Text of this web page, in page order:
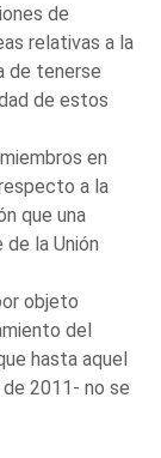
de
relativas a la
de tenerse
de estos
en
a la
que una
la Unión
objeto
del
hasta aquel
2011- no se